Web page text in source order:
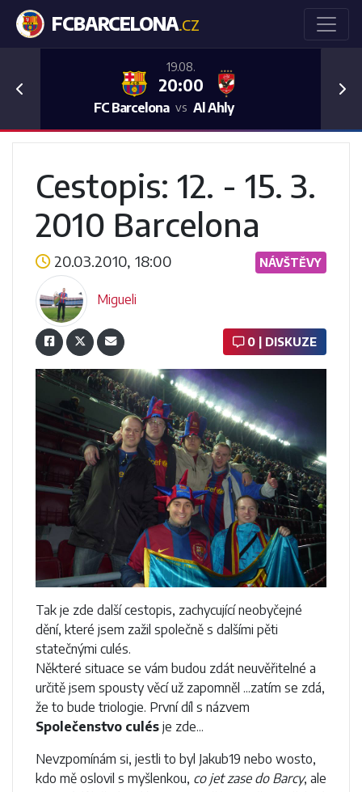
FCBARCELONA.CZ
19.08.
20:00
FC Barcelona vs Al Ahly
Previous
Cestopis: 12. - 15. 3.
2010 Barcelona
20.03.2010, 18:00 NÁVŠTĚVY
Migueli
0 | DISKUZE
Tak je zde další cestopis, zachycující neobyčejné
dění, které jsem zažil společně s dalšími pěti
statečnými culés.
Některé situace se vám budou zdát neuvěřitelné a
určitě jsem spousty věcí už zapomněl ...zatím se zdá,
že to bude triologie. První díl s názvem
Společenstvo culés je zde...
Nevzpomínám si, jestli to byl Jakub19 nebo wosto,
kdo mě oslovil s myšlenkou, co jet zase do Barcy, ale